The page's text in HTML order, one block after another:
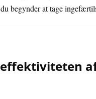
begynder at tage
effektiviteten